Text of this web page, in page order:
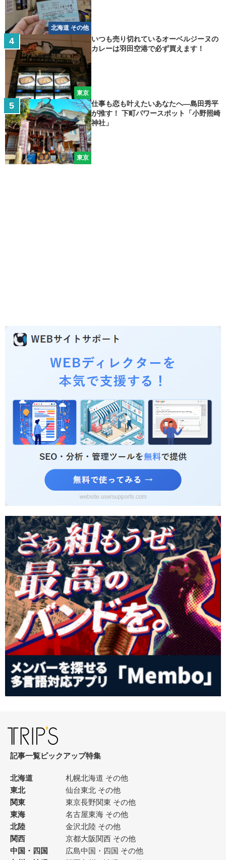
北海道 その他
東京
いつも売り切れているオーベルジーヌの
カレーは羽田空港で必ず買えます！
東京
仕事も恋も叶えたいあなたへ―島田秀平
が推す！ 下町パワースポット「小野照崎
神社」
記事一覧ピックアップ特集
北海道 札幌北海道 その他
東北
仙台東北 その他
関東
東京長野関東 その他
東海
名古屋東海 その他
北陸
金沢北陸 その他
関西
京都大阪関西 その他
中国・四国
広島中国・四国 その他